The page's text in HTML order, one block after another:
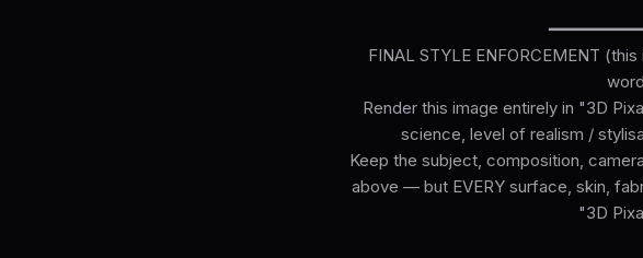
FINAL STYLE ENFORCEMENT
Render this image entirely in "3D
science, level of realism /
Keep the subject, composition,
above — but EVERY surface, skin,
"3D